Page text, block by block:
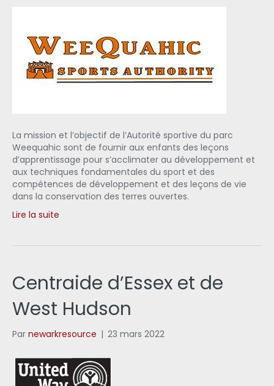
La mission et l’objectif de l’Autorité sportive du parc
Weequahic sont de fournir aux enfants des leçons
d’apprentissage pour s’acclimater au développement et
aux techniques fondamentales du sport et des
compétences de développement et des leçons de vie
dans la conservation des terres ouvertes.
Lire la suite
Centraide d’Essex et de
West Hudson
Par newarkresource | 23 mars 2022